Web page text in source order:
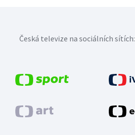
Česká televize na sociálních sítích: